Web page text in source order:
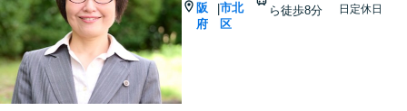
阪
府
|市北
区
ら徒歩8分
日定休日